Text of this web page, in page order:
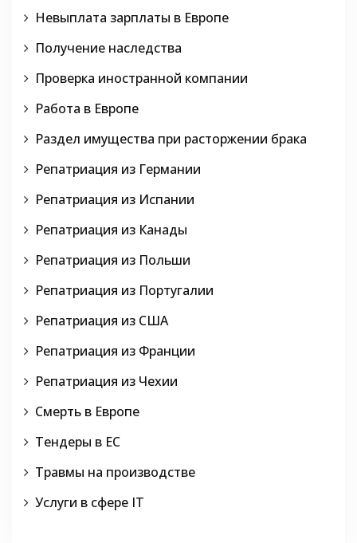
Невыплата зарплаты в Европе
Получение наследства
Проверка иностранной компании
Работа в Европе
Раздел имущества при расторжении брака
Репатриация из Германии
Репатриация из Испании
Репатриация из Канады
Репатриация из Польши
Репатриация из Португалии
Репатриация из США
Репатриация из Франции
Репатриация из Чехии
Смерть в Европе
Тендеры в ЕС
Травмы на производстве
Услуги в сфере IT